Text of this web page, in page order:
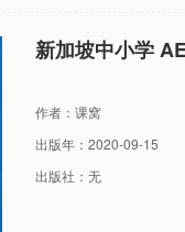
新加坡中小学
作者：课窝
出版年：2020-09-15
出版社：无